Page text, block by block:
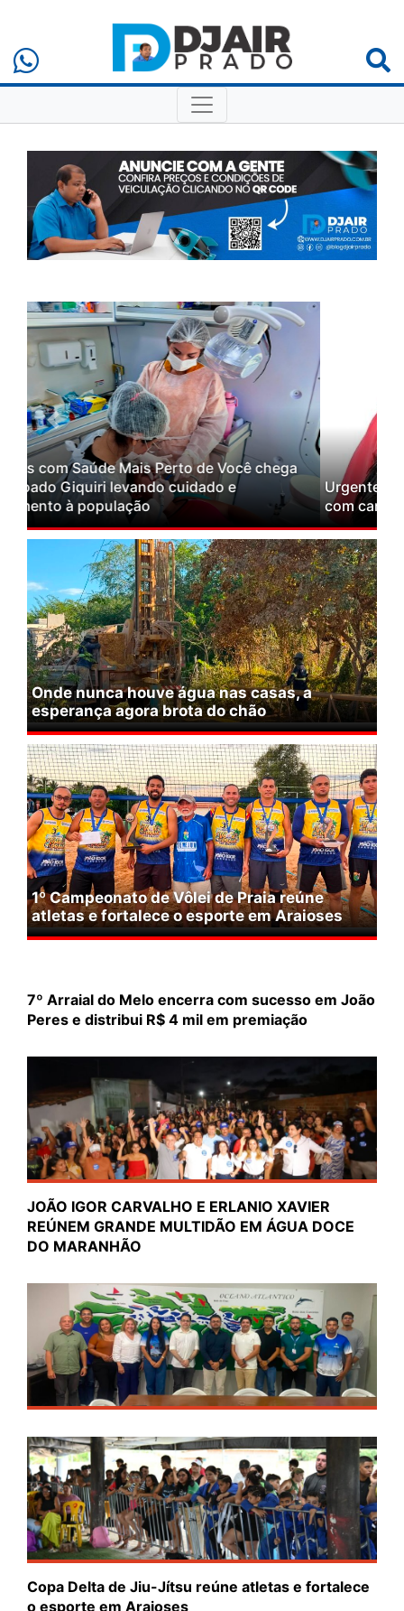
Urgente: Veículo em que estava deputada colide
com carreta no interior do MA
Previous Next
Onde nunca houve água nas casas, a
esperança agora brota do chão
1º Campeonato de Vôlei de Praia reúne
atletas e fortalece o esporte em Araioses
7º Arraial do Melo encerra com sucesso em João
Peres e distribui R$ 4 mil em premiação
JOÃO IGOR CARVALHO E ERLANIO XAVIER
REÚNEM GRANDE MULTIDÃO EM ÁGUA DOCE
DO MARANHÃO
Copa Delta de Jiu-Jítsu reúne atletas e fortalece
o esporte em Araioses